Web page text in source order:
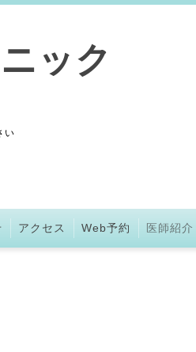
ック
い
アクセス Web予約 医師紹介